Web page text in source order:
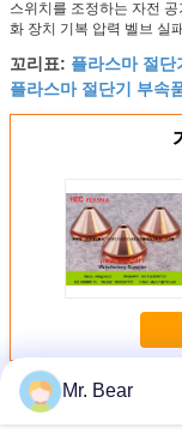
스위치를 조정하는 자전
화 장치 기복 압력 벨브 실
꼬리표: 플라스마 절단
플라스마 절단기 부속
더 많은 것
Mr. Bear